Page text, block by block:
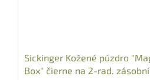
Sickinger Kožené púzdro
Box" čierne na 2-rad.